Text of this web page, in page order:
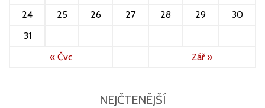
24
25 26 27 28 29
30
31
« Čvc
Zář »
NEJČTENĚJŠÍ